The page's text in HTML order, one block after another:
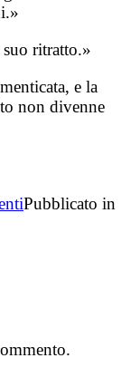
ritratto.»
e la
non divenne
Pubblicato in